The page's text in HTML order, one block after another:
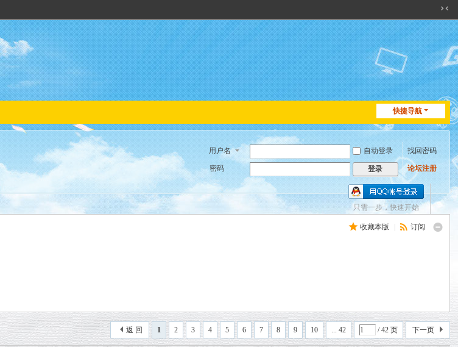
切
换
到
窄
版
快捷导航
用户名 自动登录 找回密码
密码 登录 论坛注册
只需一步，快速开始
收藏本版 订阅
1 2 3 4 5 6 7 8 9 10 ... 42 / 42 页 下一页
返 回